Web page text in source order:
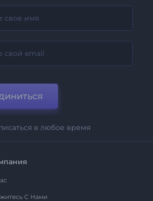
в любое время
С Нами